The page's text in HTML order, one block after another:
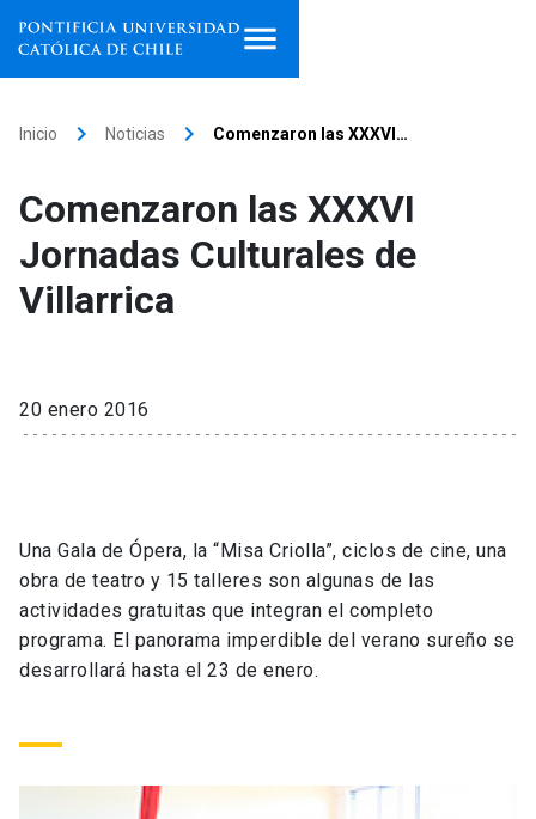
Facultades, escuelas e
institutos
Investigación
Extensión
Universidad
Información para keyboard_arrow_down
Futuros estudiantes
Académicos
Go to english site launch
Inicio keyboard_arrow_right Noticias keyboard_arrow_right Comenzaron las XXXVI…
Comenzaron las XXXVI
Jornadas Culturales de
Villarrica
20 enero 2016
Una Gala de Ópera, la “Misa Criolla”, ciclos de cine, una
obra de teatro y 15 talleres son algunas de las
actividades gratuitas que integran el completo
programa. El panorama imperdible del verano sureño se
desarrollará hasta el 23 de enero.